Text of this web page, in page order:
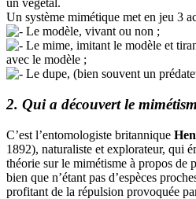
un végétal.
Un système mimétique met en jeu 3
Le modèle, vivant ou non ;
Le mime, imitant le modèle et
avec le modèle ;
Le dupe, (bien souvent un
2. Qui a découvert le
C’est l’entomologiste britannique
1892), naturaliste et explorateur, qui
théorie sur le mimétisme à propos de
bien que n’étant pas d’espèces
profitant de la répulsion provoquée